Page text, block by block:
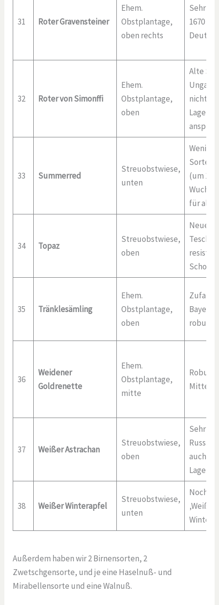
31 Roter Gravensteiner
Ehem.
Obstplantage,
oben rechts
Sehr
1670
32 Roter von Simonffi
Ehem.
Obstplantage,
oben
Alte
Ungarn
nicht
Lagen,
33 Summerred
Streuobstwiese,
unten
Wenig
Sorte
(um
Wuchs,
für alle
34 Topaz
Streuobstwiese,
oben
Neuere
Schorf
35 Tränklesämling
Ehem.
Obstplantage,
oben
Bayern
robust
36
Weidener
Goldrenette
Ehem.
Obstplantage,
mitte
37 Weißer Astrachan
Streuobstwiese,
oben
Sehr
auch
Lagen
38 Weißer Winterapfel
Streuobstwiese,
unten
Noch
‚Weißer
Außerdem haben wir 2 Birnensorten, 2
Zwetschgensorte, und je eine Haselnuß- und
Mirabellensorte und eine Walnuß.